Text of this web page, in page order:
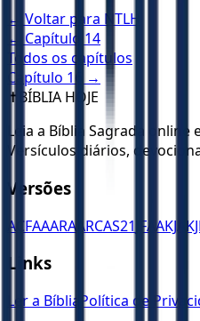
← Voltar para NTLH
← Capítulo 14
Todos os capítulos
Capítulo 16
→
✝️ BÍBLIA HOJE
Leia a Bíblia Sagrada online
Versículos diários,
Versões
ACFAAARA ARCAS21 JFAAKJA
Links
Ler a Bíblia Política de